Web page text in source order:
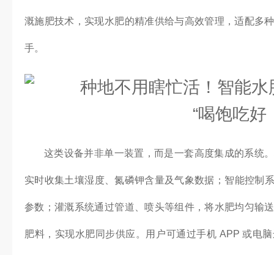
溉施肥技术，实现水肥的精准供给与高效管理，适配多
手。
这类设备并非单一装置，而是一套高度集成的系统
实时收集土壤湿度、氮磷钾含量及气象数据；智能控制
参数；灌溉系统通过管道、喷头等组件，将水肥均匀输
肥料，实现水肥同步供应。用户可通过手机 APP 或电